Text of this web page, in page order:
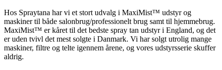
Hos Spraytana har vi et stort udvalg i MaxiMist™ udstyr og
maskiner til både salonbrug/professionelt brug samt til hjemmebrug.
MaxiMist™ er kåret til det bedste spray tan udstyr i England, og det
er uden tvivl det mest solgte i Danmark. Vi har solgt utrolig mange
maskiner, filtre og telte igennem årene, og vores udstyrsserie skuffer
aldrig.